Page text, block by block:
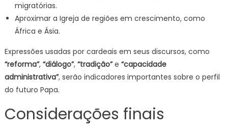
migratórias.
Aproximar a Igreja de regiões em crescimento, como
África e Ásia.
Expressões usadas por cardeais em seus discursos, como
“reforma”, “diálogo”, “tradição”e “capacidade
administrativa”, serão indicadores importantes sobre o perfil
do futuro Papa.
Considerações finais